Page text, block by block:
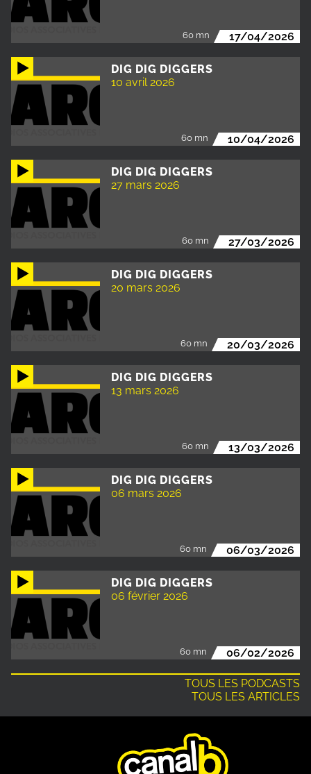
60 mn 17/04/2026
DIG DIG DIGGERS
10 avril 2026
60 mn 10/04/2026
DIG DIG DIGGERS
27 mars 2026
60 mn 27/03/2026
DIG DIG DIGGERS
20 mars 2026
60 mn 20/03/2026
DIG DIG DIGGERS
13 mars 2026
60 mn 13/03/2026
DIG DIG DIGGERS
06 mars 2026
60 mn 06/03/2026
DIG DIG DIGGERS
06 février 2026
60 mn 06/02/2026
TOUS LES PODCASTS
TOUS LES ARTICLES